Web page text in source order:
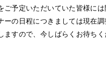
ご予定いただいていた皆様に
ーの日程につきましては現在
ますので、今しばらくお待ち